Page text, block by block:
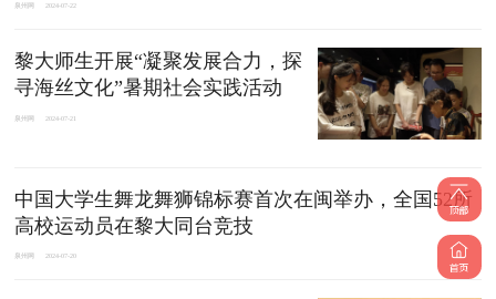
泉州网 2024-07-22
黎大师生开展“凝聚发展合力，探
寻海丝文化”暑期社会实践活动
泉州网 2024-07-21
中国大学生舞龙舞狮锦标赛首次在闽举办，全国52所
高校运动员在黎大同台竞技
泉州网 2024-07-20